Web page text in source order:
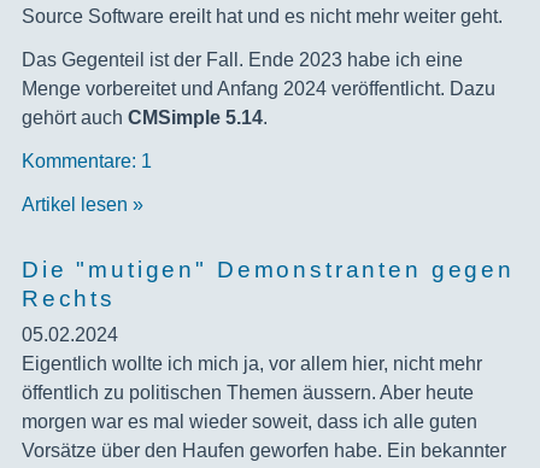
Source Software ereilt hat und es nicht mehr weiter geht.
Das Gegenteil ist der Fall. Ende 2023 habe ich eine
Menge vorbereitet und Anfang 2024 veröffentlicht. Dazu
gehört auch CMSimple 5.14.
Kommentare: 1
Artikel lesen »
Die "mutigen" Demonstranten gegen
Rechts
05.02.2024
‍Eigentlich wollte ich mich ja, vor allem hier, nicht mehr
öffentlich zu politischen Themen äussern. Aber heute
morgen war es mal wieder soweit, dass ich alle guten
Vorsätze über den Haufen geworfen habe. Ein bekannter